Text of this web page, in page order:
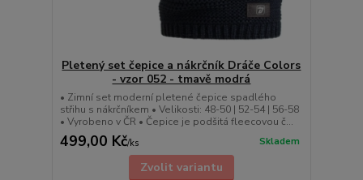
Pletený set čepice a nákrčník Dráče Colors
- vzor 052 - tmavě modrá
• Zimní set moderní pletené čepice spadlého
střihu s nákrčníkem • Velikosti: 48-50 | 52-54 | 56-58
• Vyrobeno v ČR • Čepice je podšitá fleecovou č...
499,00 Kč/ks Skladem
Zvolit variantu